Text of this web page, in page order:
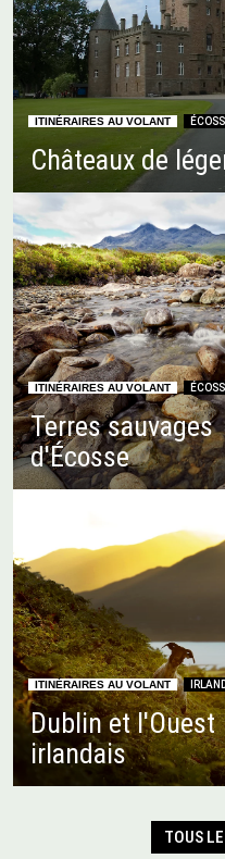
ITINÉRAIRES AU VOLANT
Châteaux de
ITINÉRAIRES AU VOLANT
Terres sauvages
d'Écosse
ITINÉRAIRES AU VOLANT
Dublin et l'Ouest
irlandais
TOUS